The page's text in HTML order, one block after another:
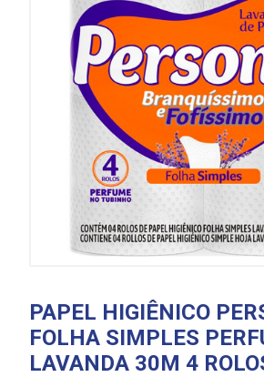
PAPEL HIGIÊNICO
FOLHA SIMPLES
LAVANDA 30M 4